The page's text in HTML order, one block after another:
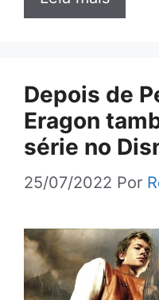
Depois de
Eragon
série no
25/07/2022 Por